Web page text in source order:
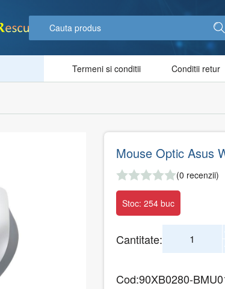
Termeni si conditii Conditii retur
Mouse Optic Asus
(0 recenzii)
Stoc: 254 buc
Cantitate:
Cod:90XB0280-